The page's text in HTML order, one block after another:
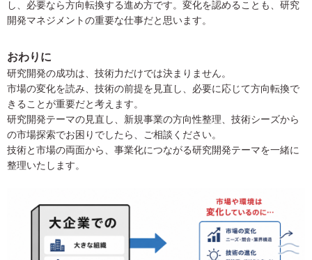
し、必要なら方向転換する進め方です。変化を認めることも、研究
開発マネジメントの重要な仕事だと思います。
おわりに
研究開発の成功は、技術力だけでは決まりません。
市場の変化を読み、技術の前提を見直し、必要に応じて方向転換で
きることが重要だと考えます。
研究開発テーマの見直し、新規事業の方向性整理、技術シーズから
の市場探索でお困りでしたら、ご相談ください。
技術と市場の両面から、事業化につながる研究開発テーマを一緒に
整理いたします。